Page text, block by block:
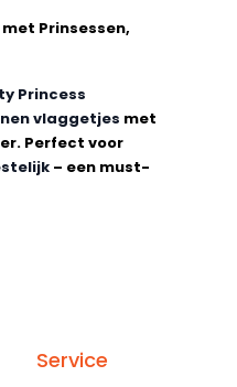
Prinsessen,
Princess
vlaggetjes met
Perfect voor
– een must-
Service